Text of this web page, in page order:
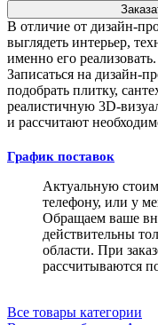
В отличие от дизайн-
выглядеть интерьер,
именно его реализовать.
Записаться на дизайн-
подобрать плитку,
реалистичную 3D-
и рассчитают
График поставок
Актуальную
телефону, или у
Обращаем ваше
действительны
области. При
рассчитываются
Все товары категории